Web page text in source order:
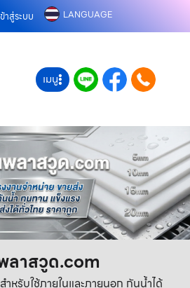
ข้าสู่ระบบ LANGUAGE
เมนู
ลาสวูด.com
หรับใช้ภายในและภายนอก กันน้ำได้